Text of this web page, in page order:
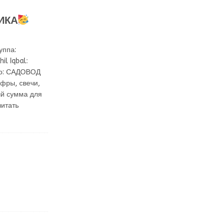
Iqbal:
САДОВОД
свечи,
сумма для